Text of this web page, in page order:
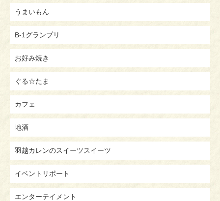
うまいもん
B-1グランプリ
お好み焼き
ぐる☆たま
カフェ
地酒
羽越カレンのスイーツスイーツ
イベントリポート
エンターテイメント